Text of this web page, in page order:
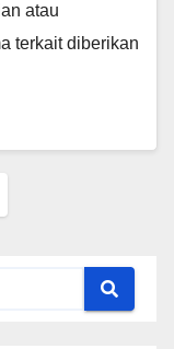
atau
terkait diberikan